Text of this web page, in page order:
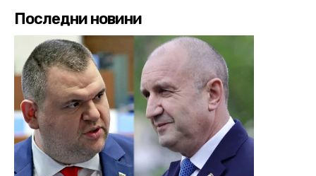
Последни новини